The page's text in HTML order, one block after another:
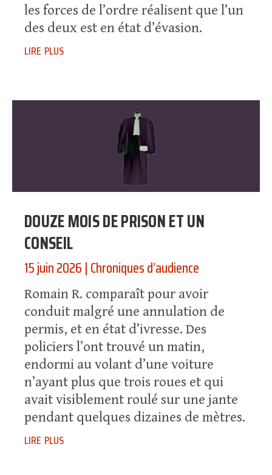
les forces de l’ordre réalisent que l’un
des deux est en état d’évasion.
lire plus
DOUZE MOIS DE PRISON ET UN
CONSEIL
15 juin 2026|Chroniques d’audience
Romain R. comparaît pour avoir
conduit malgré une annulation de
permis, et en état d’ivresse. Des
policiers l’ont trouvé un matin,
endormi au volant d’une voiture
n’ayant plus que trois roues et qui
avait visiblement roulé sur une jante
pendant quelques dizaines de mètres.
lire plus